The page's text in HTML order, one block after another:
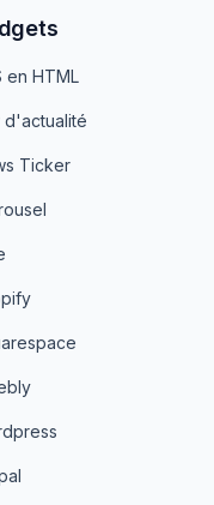
en HTML
d'actualité
Ticker